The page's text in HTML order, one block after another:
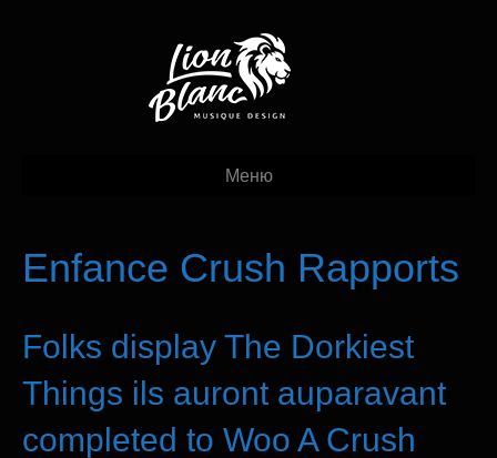
Меню
Enfance Crush Rapports
Folks display The Dorkiest
Things ils auront auparavant
completed to Woo A Crush